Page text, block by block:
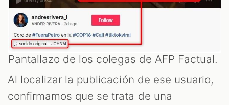
Pantallazo de los colegas de AFP Factual.
Al localizar la publicación de ese usuario,
confirmamos que se trata de una